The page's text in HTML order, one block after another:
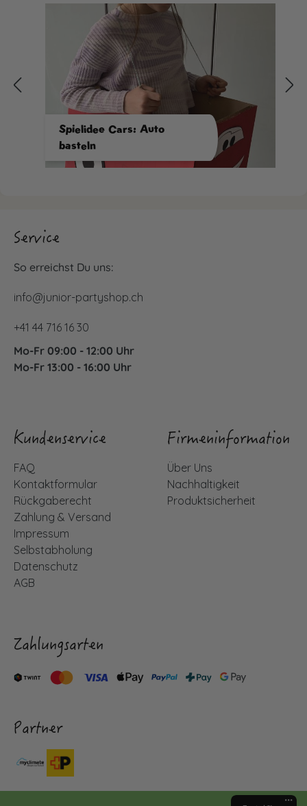
Spielidee Cars: Auto
basteln
Service
So erreichst Du uns:
info@junior-partyshop.ch
+41 44 716 16 30
Mo-Fr 09:00 - 12:00 Uhr
Mo-Fr 13:00 - 16:00 Uhr
Kundenservice
FAQ
Kontaktformular
Rückgaberecht
Zahlung & Versand
Impressum
Selbstabholung
Datenschutz
AGB
Firmeninformation
Über Uns
Nachhaltigkeit
Produktsicherheit
Zahlungsarten
Partner